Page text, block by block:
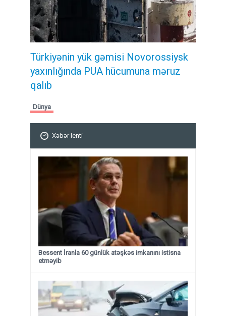
Türkiyənin yük gəmisi Novorossiysk
yaxınlığında PUA hücumuna məruz
qalıb
Dünya
Xəbər lenti
Bessent İranla 60 günlük atəşkəs imkanını istisna
etməyib